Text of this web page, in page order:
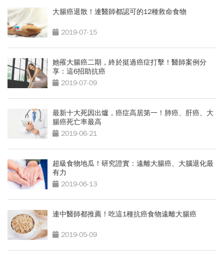
大腸癌退散！連醫師都認可的12種救命食物
2019-07-15
她罹大腸癌二期，終於挺過癌症打擊！醫師案例分
享：這6招助抗癌
2019-07-09
最新十大死因出爐，癌症高居第一！肺癌、肝癌、大
腸癌死亡率最高
2019-06-21
超級食物地瓜！研究證實：遠離大腸癌、大腦退化最
有力
2019-06-13
連中醫師都推薦！吃這1種抗癌食物遠離大腸癌
2019-05-09